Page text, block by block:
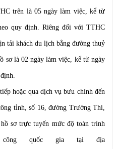
trên là 05 ngày làm việc, kể từ
quy định. Riêng đối với TTHC
tải khách du lịch bằng đường thuỷ
sơ là 02 ngày làm việc, kể từ ngày
hoặc qua dịch vụ bưu chính đến
tỉnh, số 16, đường Trường Thi,
sơ trực tuyến mức độ toàn trình
quốc gia tại địa